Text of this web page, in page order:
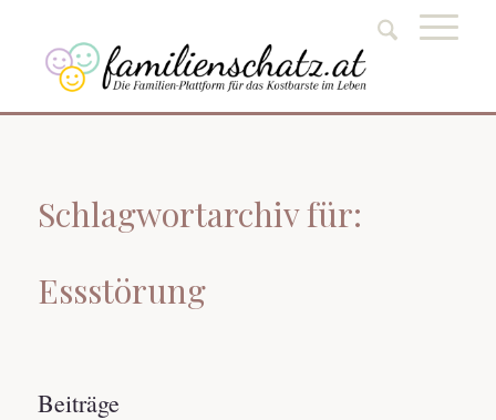
Schlagwortarchiv für:
Essstörung
Beiträge